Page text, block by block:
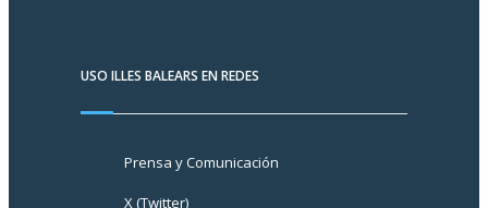
USO ILLES BALEARS EN REDES
Prensa y Comunicación
X (Twitter)